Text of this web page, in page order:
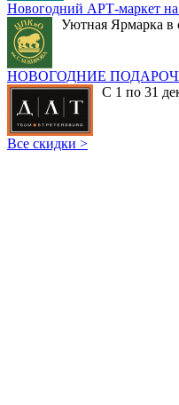
Новогодний АРТ-маркет
Уютная Ярмарка в
НОВОГОДНИЕ
С 1 по 31
Все скидки >